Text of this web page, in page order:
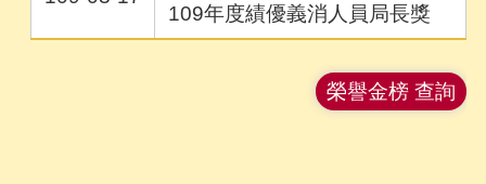
109年度績優義消人員局長獎
榮譽金榜 查詢